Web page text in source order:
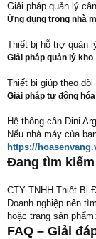
Giải pháp quản lý
Ứng dụng trong nhà
Thiết bị hỗ trợ quản
Giải pháp quản lý kho
Thiết bị giúp theo
Giải pháp tự động
Hệ thống cân Dini
Nếu nhà máy của
https://
Đang tìm
CTY TNHH Thiết Bị
Doanh nghiệp nên
hoặc trang sản phẩm:
FAQ – Giải